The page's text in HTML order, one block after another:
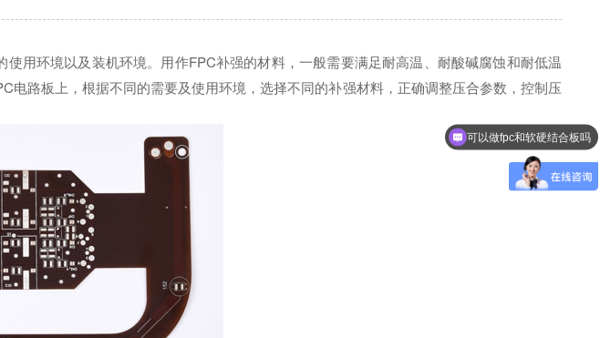
使用环境以及装机环境。用作FPC补强的材料，一般需要满足耐高温、耐酸碱腐蚀和耐低温
路板上，根据不同的需要及使用环境，选择不同的补强材料，正确调整压合参数，控制压
可以做fpc和软硬结合板吗